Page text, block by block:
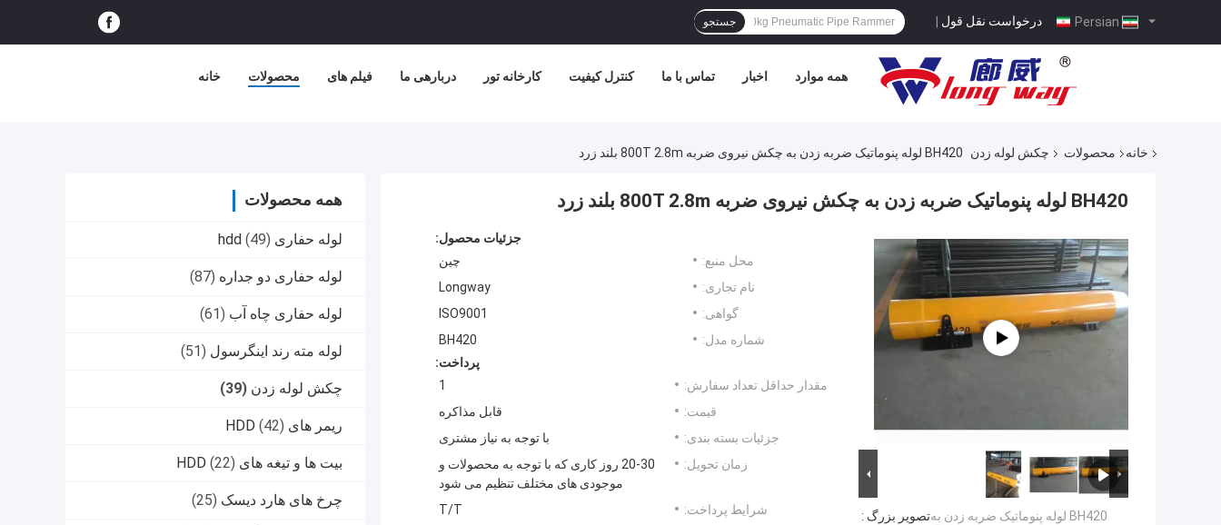
درخواست نقل قول | جستجو
خانه محصولات فیلم های دربارهی ما کارخانه تور کنترل کیفیت تماس با ما اخبار همه موارد
خانه محصولات چکش لوله زدن BH420 لوله پنوماتیک ضربه زدن به چکش نیروی ضربه 800T 2.8m بلند زرد
همه محصولات
لوله حفاری hdd (49)
لوله حفاری دو جداره (87)
لوله حفاری چاه آب (61)
لوله مته رند اینگرسول (51)
چکش لوله زدن (39)
ریمر های HDD (42)
بیت ها و تیغه های HDD (22)
چرخ های هارد دیسک (25)
BH420 لوله پنوماتیک ضربه زدن به چکش نیروی ضربه 800T 2.8m بلند زرد
تصویر بزرگ :BH420 لوله پنوماتیک ضربه زدن به
جزئیات محصول:
محل منبع:
چین
نام تجاری:
Longway
گواهی:
ISO9001
شماره مدل:
BH420
پرداخت:
مقدار حداقل تعداد سفارش:
1
قیمت:
قابل مذاکره
جزئیات بسته بندی:
با توجه به نیاز مشتری
زمان تحویل:
20-30 روز کاری که با توجه به محصولات و
موجودی های مختلف تنظیم می شود
شرایط پرداخت:
T/T